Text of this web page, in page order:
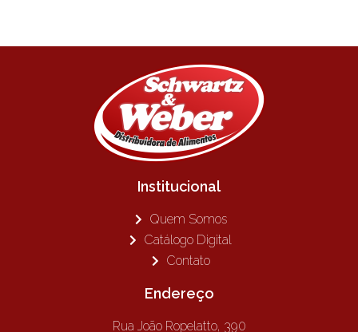
Institucional
Quem Somos
Catálogo Digital
Contato
Endereço
Rua João Ropelatto, 390